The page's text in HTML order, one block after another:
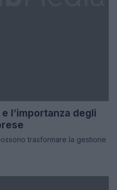
l’importanza degli
trasformare la gestione